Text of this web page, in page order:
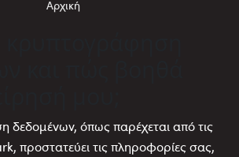
Αρχική
δεδομένων, όπως παρέχεται από τις
προστατεύει τις πληροφορίες σας,